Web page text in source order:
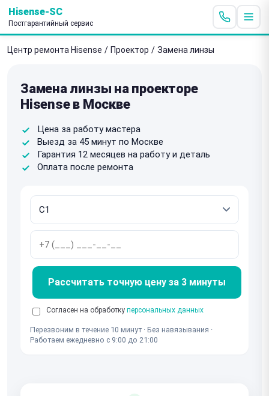
Hisense-SC
Постгарантийный сервис
Центр ремонта Hisense / Проектор / Замена линзы
Замена линзы на проекторе
Hisense в Москве
Цена за работу мастера
Выезд за 45 минут по Москве
Гарантия 12 месяцев на работу и деталь
Оплата после ремонта
Рассчитать точную цену за 3 минуты
Согласен на обработку персональных данных
Перезвоним в течение 10 минут · Без навязывания ·
Работаем ежедневно с 9:00 до 21:00